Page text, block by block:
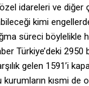
özel idareleri ve diğer
kimi
süreci böylelikle
Türkiye’deki 2950
gelen 1591’i
kısmi de